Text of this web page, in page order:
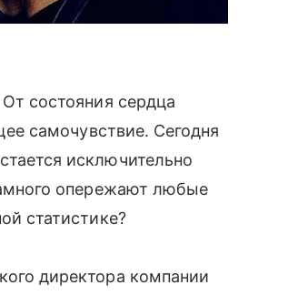
состояния сердца
самочувствие. Сегодня
исключительно
опережают любые
статистике?
директора компании